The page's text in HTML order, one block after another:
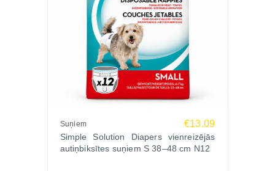
Suņiem €13.09
Simple Solution Diapers vienreizējās
autiņbiksītes suņiem S 38–48 cm N12